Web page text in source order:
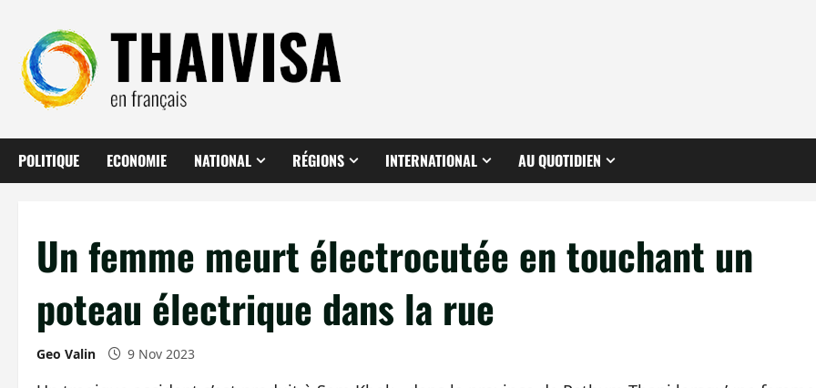
contenu
POLITIQUE ECONOMIE NATIONAL RÉGIONS INTERNATIONAL AU QUOTIDIEN
Un femme meurt électrocutée en touchant un
poteau électrique dans la rue
Geo Valin 9 Nov 2023